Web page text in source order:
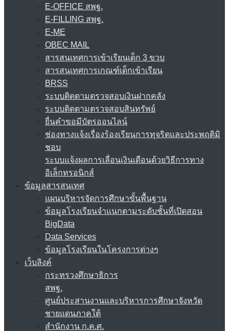
E-OFFICE สพฐ.
E-FILLING สพฐ.
E-ME
OBEC MAIL
สารสนเทศการเข้าเรียนเด็ก 3 ขวบ
สารสนเทศการเกณฑ์เด็กเข้าเรียน
BRSS
ระบบติดตามตรวจสอบเงินฝากคลัง
ระบบติดตามตรวจสอบสินทรัพย์
ยื่นคำขอมีบัตรออนไลน์
ช่องทางแจ้งเรื่องร้องเรียนการทุจริตและประพฤติมิ
ชอบ
ระบบแจ้งผลการเลื่อนเงินเดือนด้วยวิธีการทาง
อิเล็กทรอนิกส์
ข้อมูลสารสนเทศ
แผนบริหารจัดการศึกษาขั้นพื้นฐาน
ข้อมูลโรงเรียนจำแนกตามระดับชั้นที่เปิดสอน
BigData
Data Services
ข้อมูลโรงเรียนในโครงการต่างๆ
เว็บลิงค์
กระทรวงศึกษาธิการ
สพฐ.
ศูนย์ประสานงานและบริหารการศึกษาจังหวัด
ชายแดนภาคใต้
สำนักงาน ก.ค.ศ.